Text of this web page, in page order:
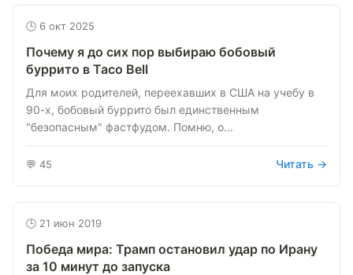
🕒 6 окт 2025
Почему я до сих пор выбираю бобовый
буррито в Taco Bell
Для моих родителей, переехавших в США на учебу в
90-х, бобовый буррито был единственным
"безопасным" фастфудом. Помню, о...
💬 45 Читать →
🕒 21 июн 2019
Победа мира: Трамп остановил удар по Ирану
за 10 минут до запуска